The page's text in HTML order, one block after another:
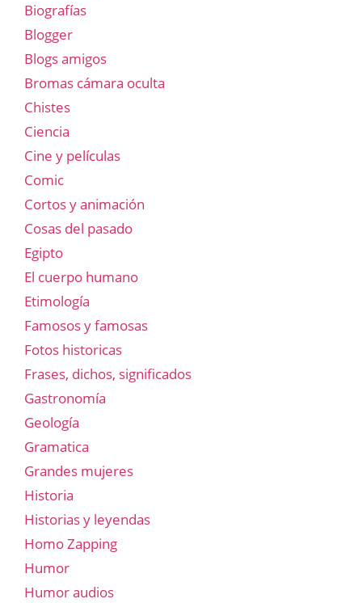
Biografías
Blogger
Blogs amigos
Bromas cámara oculta
Chistes
Ciencia
Cine y películas
Comic
Cortos y animación
Cosas del pasado
Egipto
El cuerpo humano
Etimología
Famosos y famosas
Fotos historicas
Frases, dichos, significados
Gastronomía
Geología
Gramatica
Grandes mujeres
Historia
Historias y leyendas
Homo Zapping
Humor
Humor audios